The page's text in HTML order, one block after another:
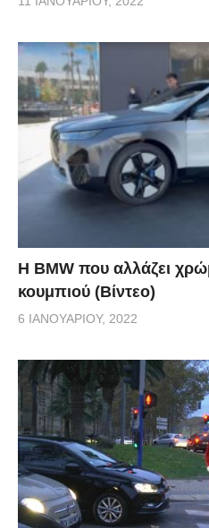
Η BMW που αλλάζει
κουμπιού (Βίντεο)
6 ΙΑΝΟΥΑΡΊΟΥ, 2022